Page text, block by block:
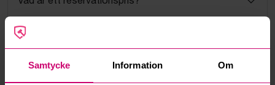
Samtycke Information Om
Hur fungerar maxbud?
Hur fungerar budmotorn?